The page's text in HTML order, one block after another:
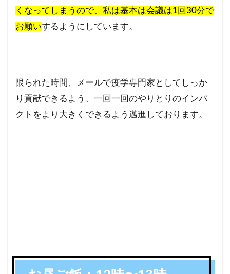
くなってしまうので、私は基本は会議は1回30分で
お願いするようにしています。
限られた時間、メールで疫学専門家としてしっか
り貢献できるよう、一回一回のやりとりのインパ
クトをより大きくできるよう邁進しております。